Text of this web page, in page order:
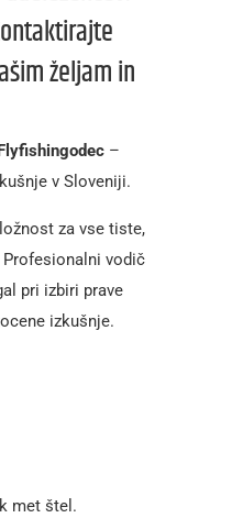
željam in
–
v Sloveniji.
za vse tiste,
vodič
pri izbiri prave
izkušnje.
met štel.